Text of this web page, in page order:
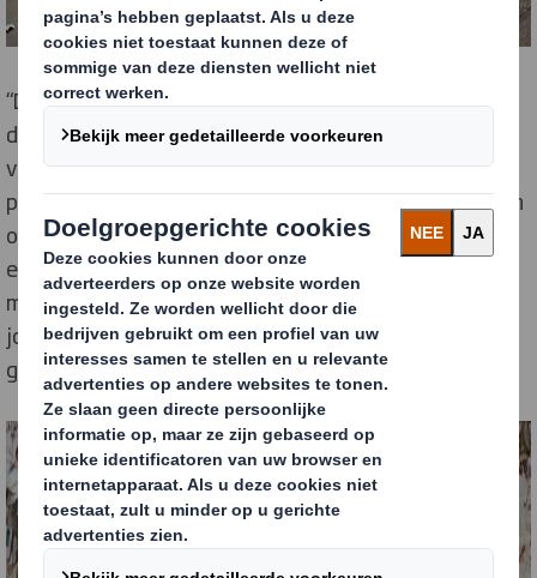
“Dit betekent dat wij ons niet alleen dagelijks inzetten
door voor onze klanten slimme, duurzame
verpakkingsoplossingen te ontwerpen en te
produceren, maar ook dat wij bewust manieren zoeken
om anderen te enthousiasmeren voor de circulaire
economie. Deze samenwerking met KlasseTV is zo’n
manier: dit lespakket is een hele mooie kans om de
jonge generatie te bereiken en we dragen er daarom
graag aan bij.”